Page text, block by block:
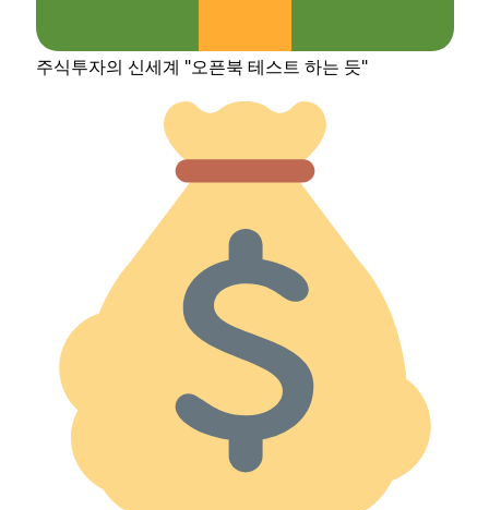
주식투자의 신세계 "오픈북 테스트 하는 듯"